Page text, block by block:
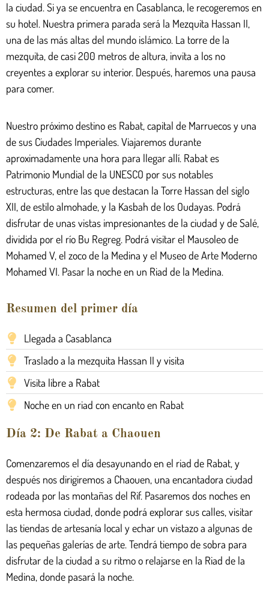
la ciudad. Si ya se encuentra en Casablanca, le recogeremos en
su hotel. Nuestra primera parada será la Mezquita Hassan II,
una de las más altas del mundo islámico. La torre de la
mezquita, de casi 200 metros de altura, invita a los no
creyentes a explorar su interior. Después, haremos una pausa
para comer.
Nuestro próximo destino es Rabat, capital de Marruecos y una
de sus Ciudades Imperiales. Viajaremos durante
aproximadamente una hora para llegar allí. Rabat es
Patrimonio Mundial de la UNESCO por sus notables
estructuras, entre las que destacan la Torre Hassan del siglo
XII, de estilo almohade, y la Kasbah de los Oudayas. Podrá
disfrutar de unas vistas impresionantes de la ciudad y de Salé,
dividida por el río Bu Regreg. Podrá visitar el Mausoleo de
Mohamed V, el zoco de la Medina y el Museo de Arte Moderno
Mohamed VI. Pasar la noche en un Riad de la Medina.
Resumen del primer día
Llegada a Casablanca
Traslado a la mezquita Hassan II y visita
Visita libre a Rabat
Noche en un riad con encanto en Rabat
Día 2: De Rabat a Chaouen
Comenzaremos el día desayunando en el riad de Rabat, y
después nos dirigiremos a Chaouen, una encantadora ciudad
rodeada por las montañas del Rif. Pasaremos dos noches en
esta hermosa ciudad, donde podrá explorar sus calles, visitar
las tiendas de artesanía local y echar un vistazo a algunas de
las pequeñas galerías de arte. Tendrá tiempo de sobra para
disfrutar de la ciudad a su ritmo o relajarse en la Riad de la
Medina, donde pasará la noche.